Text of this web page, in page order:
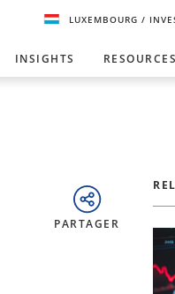
LUXEMBOURG/
INSIGHTS RESOURCES
PARTAGER